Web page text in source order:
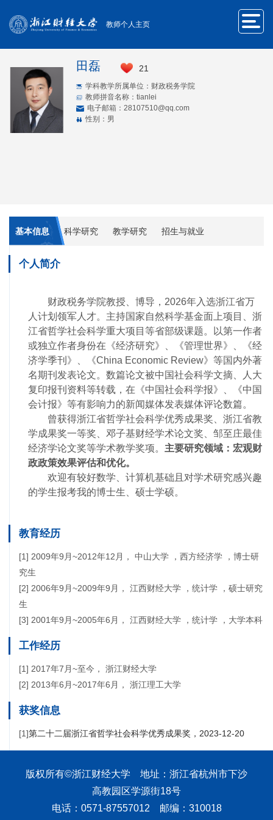
教师个人主页
田磊 21
学科教学所属单位：财政税务学院
教师拼音名称：tianlei
电子邮箱： 28107510@qq.com
性别：男
基本信息 科学研究 教学研究 招生与就业
个人简介
财政税务学院教授、博导， 2026年入选浙江省万
人计划领军人才。主持国家自然科学基金面上项目、浙
江省哲学社会科学重大项目等省部级课题。以第一作者
或独立作者身份在《经济研究》、《管理世界》、《经
济学季刊》、《China Economic Review》等国内外著
名期刊发表论文。数篇论文被中国社会科学文摘、人大
复印报刊资料等转载，在《中国社会科学报》、《中国
会计报》等有影响力的新闻媒体发表媒体评论数篇。
曾获得浙江省哲学社会科学优秀成果奖、浙江省教
学成果奖一等奖、邓子基财经学术论文奖、邹至庄最佳
经济学论文奖等学术教学奖项。 主要研究领域：宏观财
政政策效果评估和优化。
欢迎有较好数学、计算机基础且对学术研究感兴趣
的学生报考我的博士生、硕士学硕。
教育经历
[1] 2009年9月~2012年12月， 中山大学 ，西方经济学 ，博士研
究生
[2] 2006年9月~2009年9月， 江西财经大学 ，统计学 ，硕士研究
生
[3] 2001年9月~2005年6月， 江西财经大学 ，统计学 ，大学本科
工作经历
[1] 2017年7月~至今， 浙江财经大学
[2] 2013年6月~2017年6月， 浙江理工大学
获奖信息
[1]第二十二届浙江省哲学社会科学优秀成果奖，2023-12-20
版权所有©浙江财经大学 地址：浙江省杭州市下沙
高教园区学源街18号
电话：0571-87557012 邮编：310018